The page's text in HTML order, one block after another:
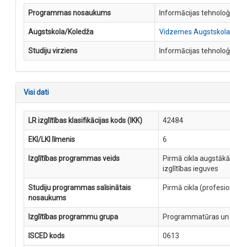
Programmas nosaukums Informācijas
Augstskola/Koledža Vidzemes Augstskola
Studiju virziens Informācijas
Visi dati
LR izglītības klasifikācijas kods (IKK) 42484
EKI/LKI līmenis 6
Izglītības programmas veids
Pirmā cikla
izglītības ieguves
Studiju programmas saīsinātais
nosaukums
Pirmā cikla
Izglītības programmu grupa Programmatūras
ISCED kods 0613